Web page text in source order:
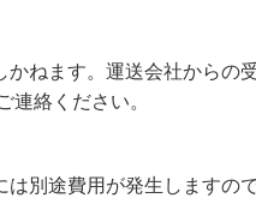
ねます。運送会社からの
連絡ください。
別途費用が発生しますの